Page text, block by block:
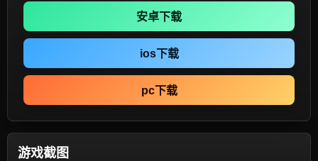
安卓下载
ios下载
pc下载
游戏截图